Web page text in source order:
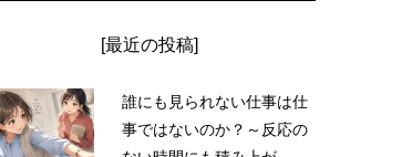
[最近の投稿]
誰にも見られない仕事は仕
事ではないのか？～反応の